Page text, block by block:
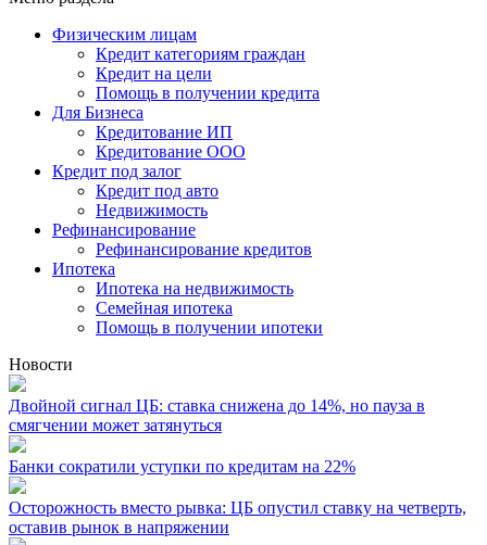
Физическим лицам
Кредит категориям граждан
Кредит на цели
Помощь в получении кредита
Для Бизнеса
Кредитование ИП
Кредитование ООО
Кредит под залог
Кредит под авто
Недвижимость
Рефинансирование
Рефинансирование кредитов
Ипотека
Ипотека на недвижимость
Семейная ипотека
Помощь в получении ипотеки
Новости
Двойной сигнал ЦБ: ставка снижена до 14%, но пауза в
смягчении может затянуться
Банки сократили уступки по кредитам на 22%
Осторожность вместо рывка: ЦБ опустил ставку на четверть,
оставив рынок в напряжении